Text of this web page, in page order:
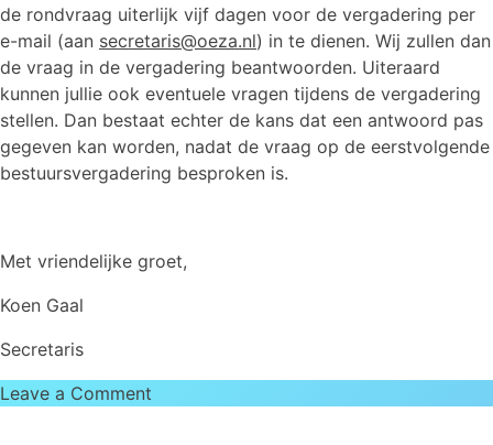
de rondvraag uiterlijk vijf dagen voor de vergadering per
e-mail (aan secretaris@oeza.nl) in te dienen. Wij zullen dan
de vraag in de vergadering beantwoorden. Uiteraard
kunnen jullie ook eventuele vragen tijdens de vergadering
stellen. Dan bestaat echter de kans dat een antwoord pas
gegeven kan worden, nadat de vraag op de eerstvolgende
bestuursvergadering besproken is.
Met vriendelijke groet,
Koen Gaal
Secretaris
Leave a Comment